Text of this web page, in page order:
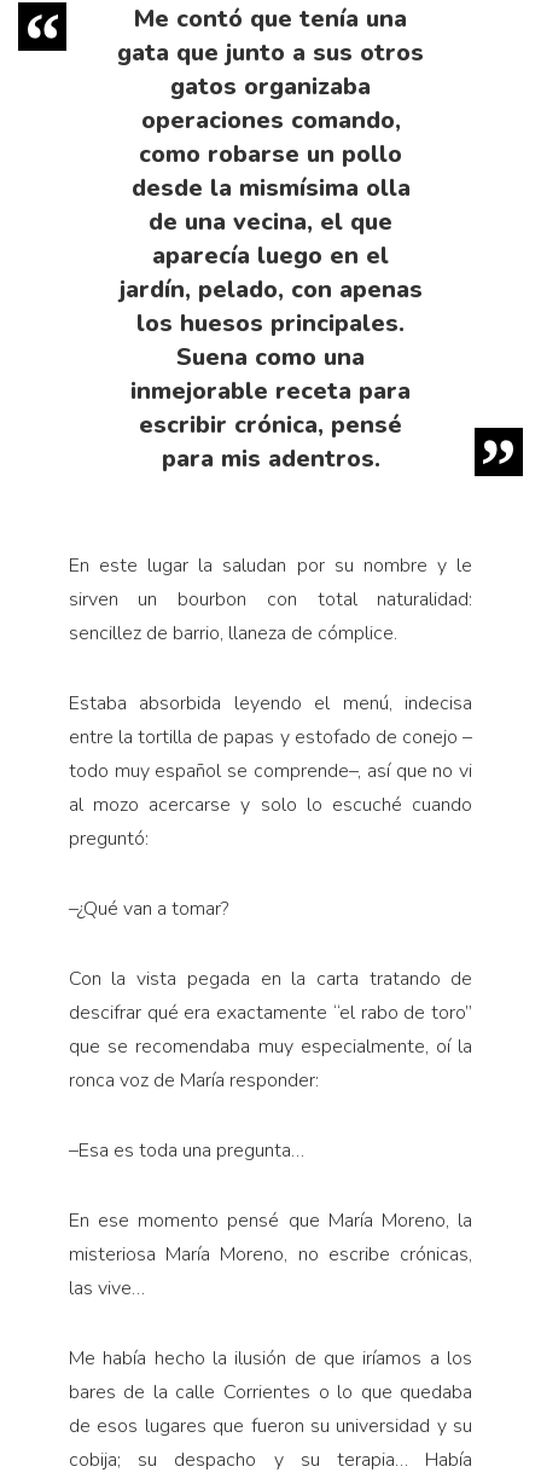
Me contó que tenía una
gata que junto a sus otros
gatos organizaba
operaciones comando,
como robarse un pollo
desde la mismísima olla
de una vecina, el que
aparecía luego en el
jardín, pelado, con apenas
los huesos principales.
Suena como una
inmejorable receta para
escribir crónica, pensé
para mis adentros.
En este lugar la saludan por su nombre y le
sirven un bourbon con total naturalidad:
sencillez de barrio, llaneza de cómplice.
Estaba absorbida leyendo el menú, indecisa
entre la tortilla de papas y estofado de conejo –
todo muy español se comprende–, así que no vi
al mozo acercarse y solo lo escuché cuando
preguntó:
–¿Qué van a tomar?
Con la vista pegada en la carta tratando de
descifrar qué era exactamente “el rabo de toro”
que se recomendaba muy especialmente, oí la
ronca voz de María responder:
–Esa es toda una pregunta…
En ese momento pensé que María Moreno, la
misteriosa María Moreno, no escribe crónicas,
las vive…
Me había hecho la ilusión de que iríamos a los
bares de la calle Corrientes o lo que quedaba
de esos lugares que fueron su universidad y su
cobija; su despacho y su terapia… Había